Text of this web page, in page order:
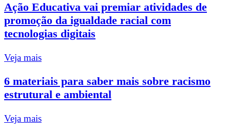
Ação Educativa vai premiar atividades de
promoção da igualdade racial com
tecnologias digitais
Veja mais
6 materiais para saber mais sobre racismo
estrutural e ambiental
Veja mais